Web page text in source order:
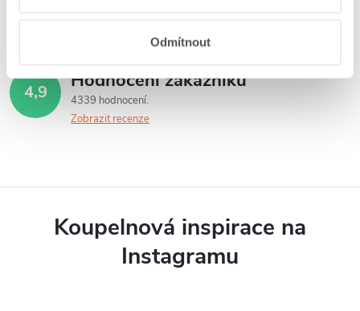
Odmítnout
4,9 Hodnocení zákazníků
4339 hodnocení
Zobrazit recenze
Koupelnová inspirace na
Instagramu